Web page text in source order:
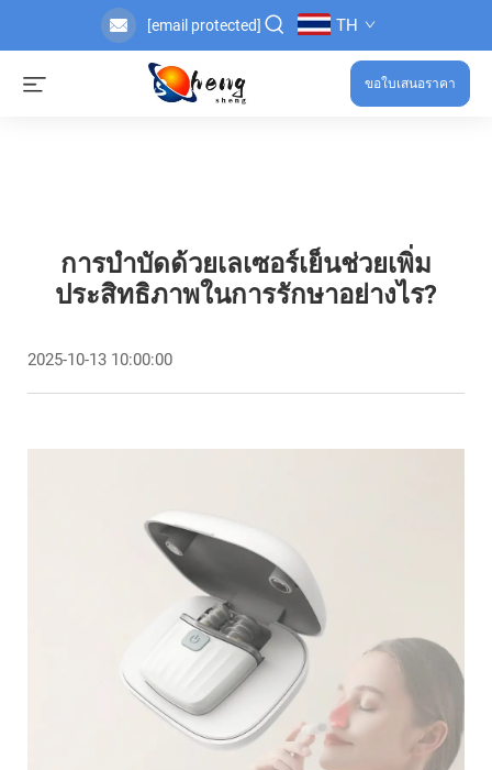
[email protected] TH
ขอใบเสนอราคา
การบำบัดด้วยเลเซอร์เย็นช่วยเพิ่ม
ประสิทธิภาพในการรักษาอย่างไร?
2025-10-13 10:00:00